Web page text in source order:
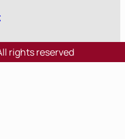
rights reserved